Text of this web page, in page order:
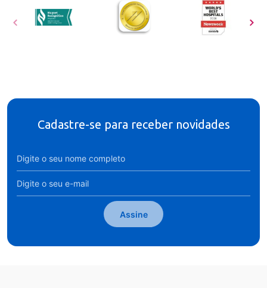
Cadastre-se para receber novidades
Assine